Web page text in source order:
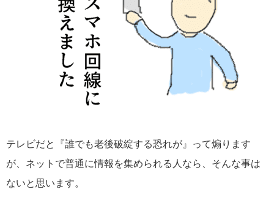
テレビだと『誰でも老後破綻する恐れが』って煽ります
が、ネットで普通に情報を集められる人なら、そんな事は
ないと思います。